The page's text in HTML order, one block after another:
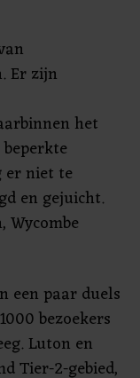
Er zijn
het
er niet te
en gejuicht.
een paar duels
bezoekers
Luton en
Tier-2-gebied,